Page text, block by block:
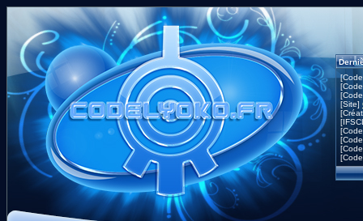
[Site]